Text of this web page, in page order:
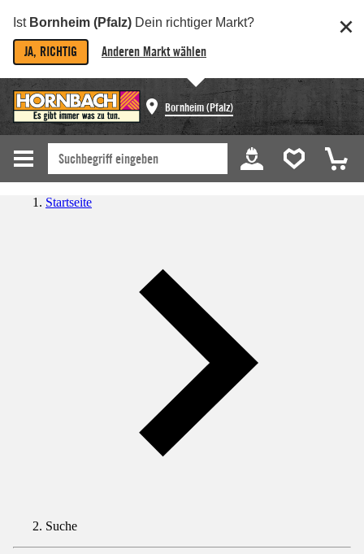
Ist Bornheim (Pfalz) Dein richtiger Markt?
JA, RICHTIG Anderen Markt wählen
Bornheim (Pfalz)
Startseite
Suche